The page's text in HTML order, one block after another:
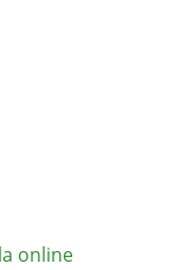
online